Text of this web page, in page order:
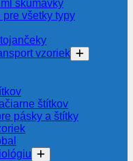
skúmavky
všetky typy
vzoriek
štítkov
pásky a štítky